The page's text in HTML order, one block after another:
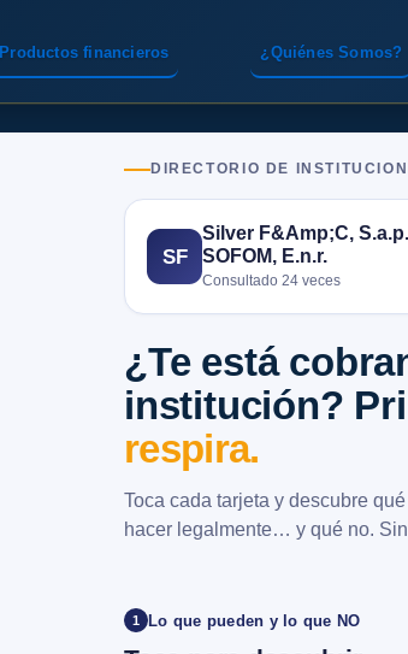
Productos financieros ¿Quiénes Somos?
DIRECTORIO DE
SF
Silver F&Amp;C,
SOFOM, E.n.r.
Consultado 24 veces
¿Te está
institución?
respira.
Toca cada tarjeta y descubre
hacer legalmente… y qué no.
1 Lo que pueden y lo que NO